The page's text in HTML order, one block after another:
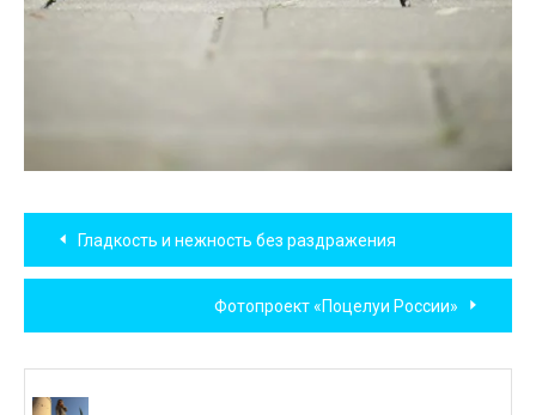
Навигация
по
записям
Гладкость и нежность без раздражения
Фотопроект «Поцелуи России»